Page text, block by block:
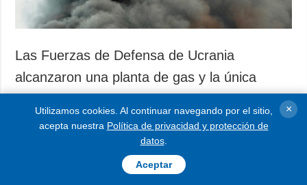
Las Fuerzas de Defensa de Ucrania
alcanzaron una planta de gas y la única
planta de helio de Rusia en la región de
Oremburgo.
Según informa Ukrinform, el Estado Mayor de las
Utilizamos cookies. Al continuar navegando por el sitio,
acepta nuestra Política de privacidad y protección de
datos.
Aceptar
×